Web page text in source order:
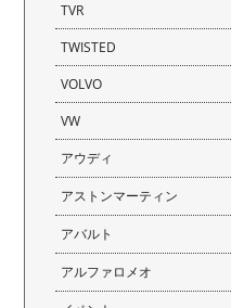
TVR
TWISTED
VOLVO
VW
アウディ
アストンマーティン
アバルト
アルファロメオ